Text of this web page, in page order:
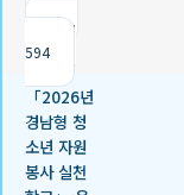
조회
594
「2026년
경남형 청
소년 자원
봉사 실천